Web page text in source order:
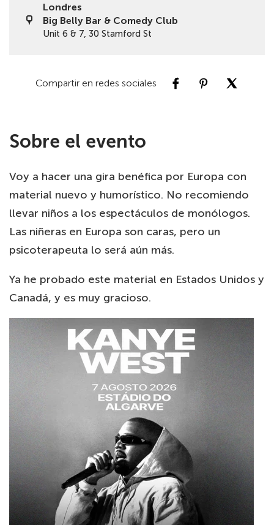
Londres
Big Belly Bar & Comedy Club
Unit 6 & 7, 30 Stamford St
Compartir en redes sociales
Sobre el evento
Voy a hacer una gira benéfica por Europa con
material nuevo y humorístico. No recomiendo
llevar niños a los espectáculos de monólogos.
Las niñeras en Europa son caras, pero un
psicoterapeuta lo será aún más.
Ya he probado este material en Estados Unidos y
Canadá, y es muy gracioso.